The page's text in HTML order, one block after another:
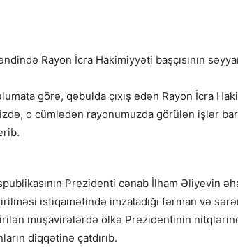
Rayon İcra Hakimiyyəti başçısının
görə, qəbulda çıxış edən Rayon İcra
o cümlədən rayonumuzda görülən işlər
Prezidenti cənab İlham Əliyevin
istiqamətində imzaladığı fərman və
müşavirələrdə ölkə Prezidentinin
diqqətinə çatdırıb.